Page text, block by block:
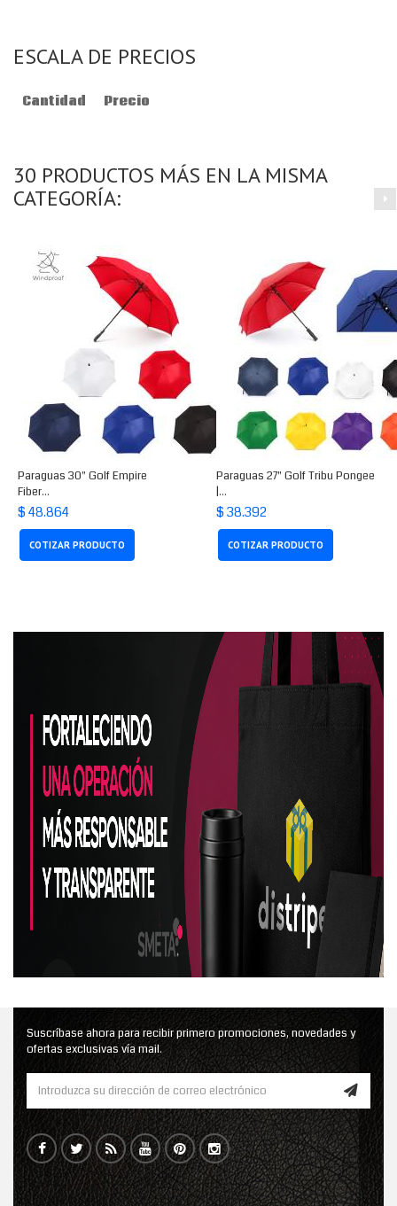
ESCALA DE PRECIOS
Cantidad Precio
30 PRODUCTOS MÁS EN LA MISMA
CATEGORÍA:
Paraguas 30" Golf Empire
Fiber...
$ 48.864
COTIZAR PRODUCTO
Paraguas 27" Golf Tribu Pongee
|...
$ 38.392
COTIZAR PRODUCTO
Suscríbase ahora para recibir primero promociones, novedades y
ofertas exclusivas vía mail.